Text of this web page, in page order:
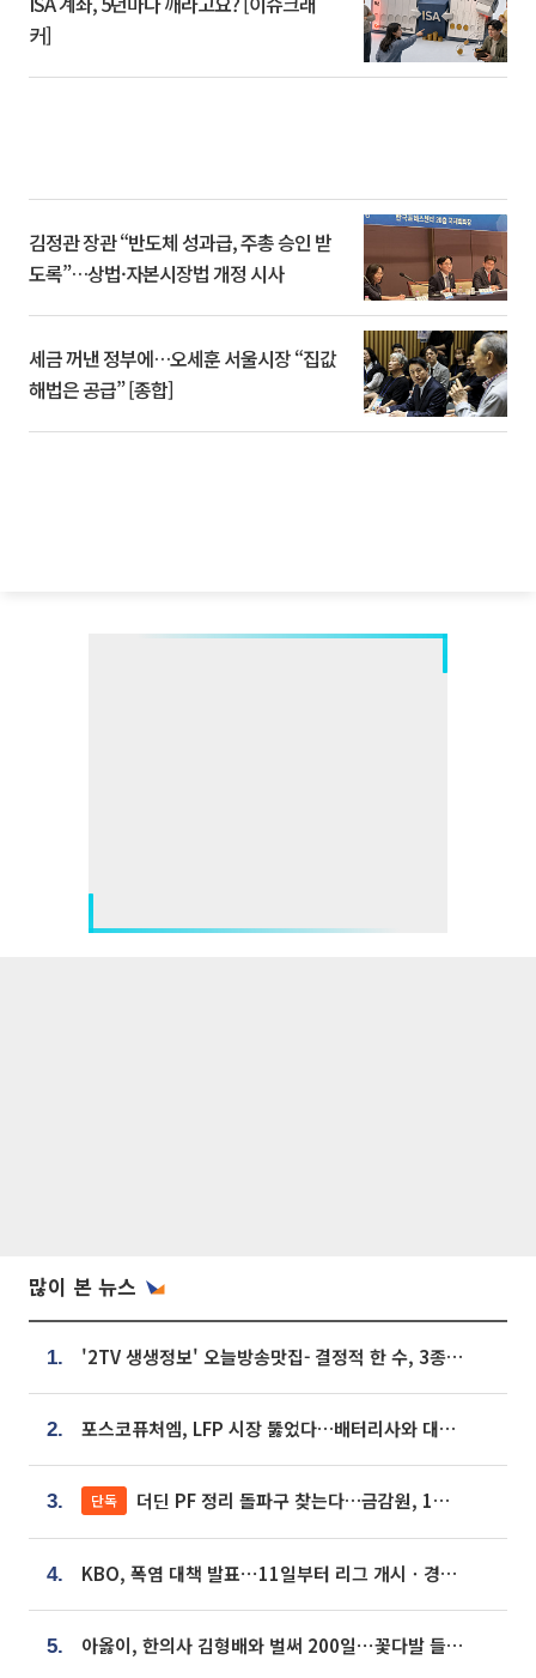
커]
김정관 장관 “반도체 성과급, 주총 승인 받
도록”…상법·자본시장법 개정 시사
세금 꺼낸 정부에…오세훈 서울시장 “집값
해법은 공급” [종합]
많이 본 뉴스
1. '2TV 생생정보' 오늘방송맛집- 결정적 한 수, 3종 메밀면! 메밀 소바 맛집 '의○○○○'
2. 포스코퓨처엠, LFP 시장 뚫었다…배터리사와 대규모 장기 공급 합의
3. 단독 더딘 PF 정리 돌파구 찾는다…금감원, 1년 반 만에 매각설명회 재개
4. KBO, 폭염 대책 발표⋯11일부터 리그 개시ㆍ경기 오후 7시 시작
5. 아옳이, 한의사 김형배와 벌써 200일⋯꽃다발 들고 "프러포즈 아냐"